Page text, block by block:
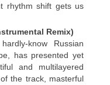
rhythm shift gets us
Remix)
know Russian
has presented yet
and multilayered
the track, masterful